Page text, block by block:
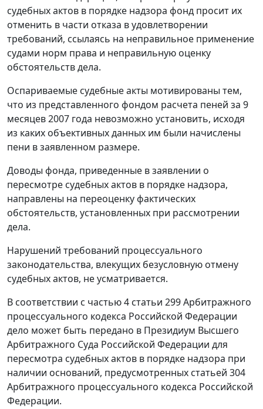
судебных актов в порядке надзора фонд просит их
отменить в части отказа в удовлетворении
требований, ссылаясь на неправильное применение
судами норм права и неправильную оценку
обстоятельств дела.
Оспариваемые судебные акты мотивированы тем,
что из представленного фондом расчета пеней за 9
месяцев 2007 года невозможно установить, исходя
из каких объективных данных им были начислены
пени в заявленном размере.
Доводы фонда, приведенные в заявлении о
пересмотре судебных актов в порядке надзора,
направлены на переоценку фактических
обстоятельств, установленных при рассмотрении
дела.
Нарушений требований процессуального
законодательства, влекущих безусловную отмену
судебных актов, не усматривается.
В соответствии с частью 4 статьи 299Арбитражного
процессуального кодекса Российской Федерации
дело может быть передано в Президиум Высшего
Арбитражного Суда Российской Федерации для
пересмотра судебных актов в порядке надзора при
наличии оснований, предусмотренных статьей 304
Арбитражного процессуального кодекса Российской
Федерации.